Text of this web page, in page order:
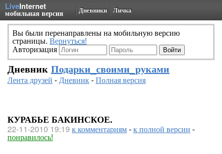
LiveInternet
мобильная версия Дневники Личка
Вы были перенаправлены на мобильную версию
страницы. Вернуться!
Авторизация
Дневник Подарки_своими_руками
Лента друзей -Дневник-Полная версия
КУРАБЬЕ БАКИНСКОЕ.
22-11-2010 19:19 к комментариям-к полной версии -
понравилось!